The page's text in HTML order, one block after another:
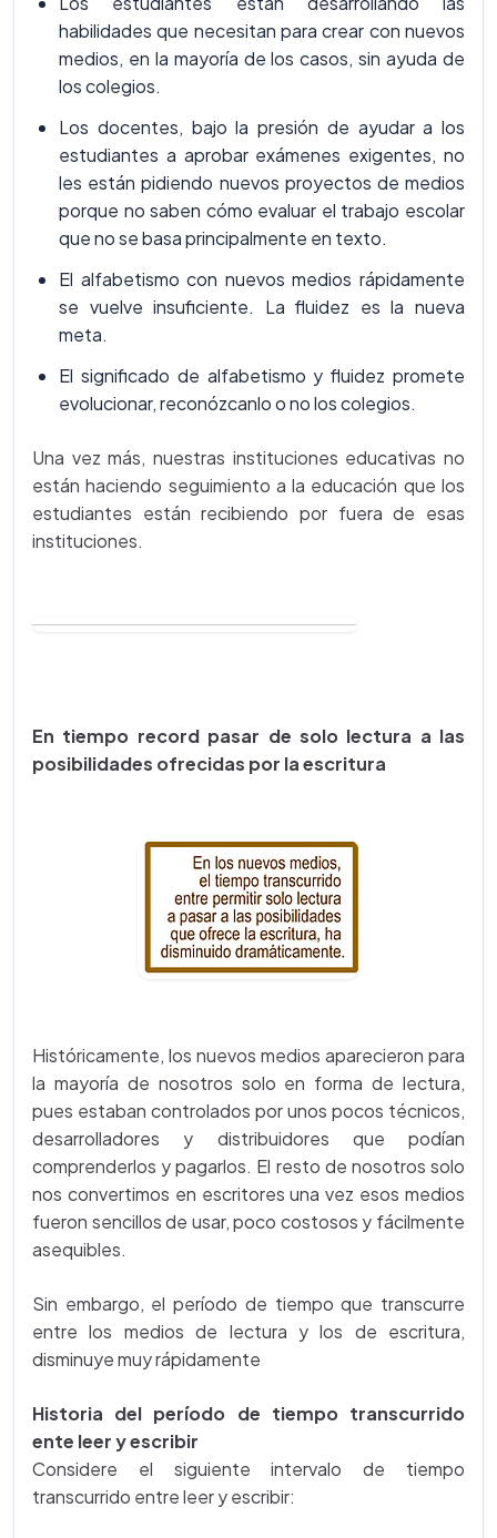
habilidades que necesitan para crear con nuevos
medios, en la mayoría de los casos, sin ayuda de
los colegios.
Los docentes, bajo la presión de ayudar a los
estudiantes a aprobar exámenes exigentes, no
les están pidiendo nuevos proyectos de medios
porque no saben cómo evaluar el trabajo escolar
que no se basa principalmente en texto.
El alfabetismo con nuevos medios rápidamente
se vuelve insuficiente. La fluidez es la nueva
meta.
El significado de alfabetismo y fluidez promete
evolucionar, reconózcanlo o no los colegios.
Una vez más, nuestras instituciones educativas no
están haciendo seguimiento a la educación que los
estudiantes están recibiendo por fuera de esas
instituciones.
En tiempo record pasar de solo lectura a las
posibilidades ofrecidas por la escritura
Históricamente, los nuevos medios aparecieron para
la mayoría de nosotros solo en forma de lectura,
pues estaban controlados por unos pocos técnicos,
desarrolladores y distribuidores que podían
comprenderlos y pagarlos. El resto de nosotros solo
nos convertimos en escritores una vez esos medios
fueron sencillos de usar, poco costosos y fácilmente
asequibles.
Sin embargo, el período de tiempo que transcurre
entre los medios de lectura y los de escritura,
disminuye muy rápidamente
Historia del período de tiempo transcurrido
ente leer y escribir
Considere el siguiente intervalo de tiempo
transcurrido entre leer y escribir: